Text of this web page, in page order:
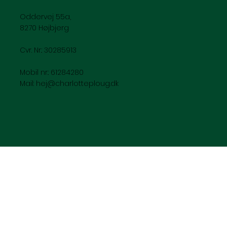
Oddervej 55a,
8270 Højbjerg
Cvr. Nr.: 30285913
Mobil nr.: 61284280
Mail: hej@charlotteploug.dk